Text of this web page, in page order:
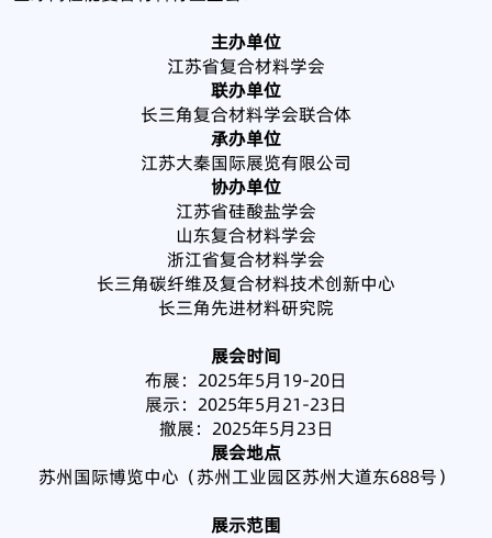
主办单位
江苏省复合材料学会
联办单位
长三角复合材料学会联合体
承办单位
江苏大秦国际展览有限公司
协办单位
江苏省硅酸盐学会
山东复合材料学会
浙江省复合材料学会
长三角碳纤维及复合材料技术创新中心
长三角先进材料研究院
展会时间
布展：2025年5月19-20日
展示：2025年5月21-23日
撤展：2025年5月23日
展会地点
苏州国际博览中心（苏州工业园区苏州大道东688号）
展示范围